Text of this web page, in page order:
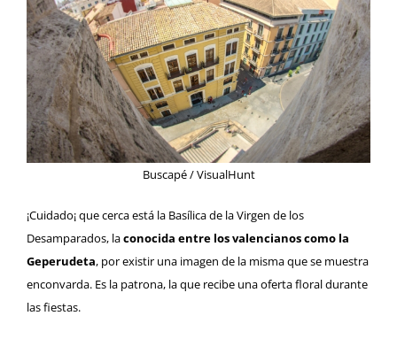
Buscapé / VisualHunt
¡Cuidado¡ que cerca está la Basílica de la Virgen de los
Desamparados, laconocida entre los valencianos como la
Geperudeta, por existir una imagen de la misma que se muestra
enconvarda. Es la patrona, la que recibe una oferta floral durante
las fiestas.